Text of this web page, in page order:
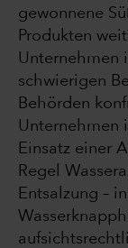
gewonnene
Produkten
Unternehmen
schwierigen
Behörden
Unternehmen
Einsatz einer
Regel
Entsalzung –